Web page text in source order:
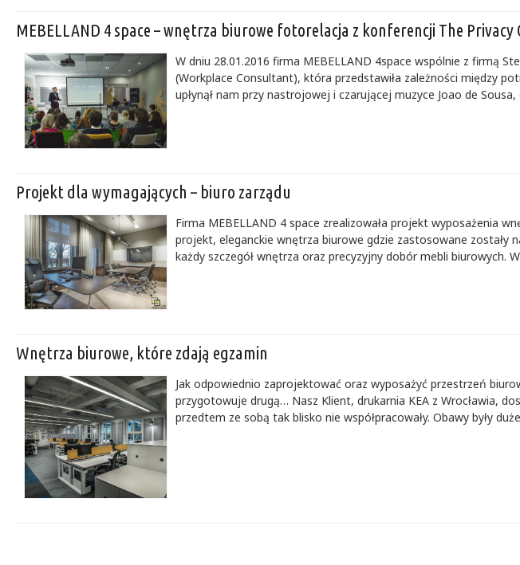
MEBELLAND 4 space – wnętrza biurowe fotorelacja z konferencji The Privacy
W dniu 28.01.2016 firma MEBELLAND 4space wspólnie z firmą
(Workplace Consultant), która przedstawiła zależności między
upłynął nam przy nastrojowej i czarującej muzyce Joao de
Projekt dla wymagających – biuro zarządu
Firma MEBELLAND 4 space zrealizowała projekt wyposażenia
projekt, eleganckie wnętrza biurowe gdzie zastosowane zostały
każdy szczegół wnętrza oraz precyzyjny dobór mebli biurowych.
Wnętrza biurowe, które zdają egzamin
Jak odpowiednio zaprojektować oraz wyposażyć przestrzeń
przygotowuje drugą… Nasz Klient, drukarnia KEA z Wrocławia,
przedtem ze sobą tak blisko nie współpracowały. Obawy były